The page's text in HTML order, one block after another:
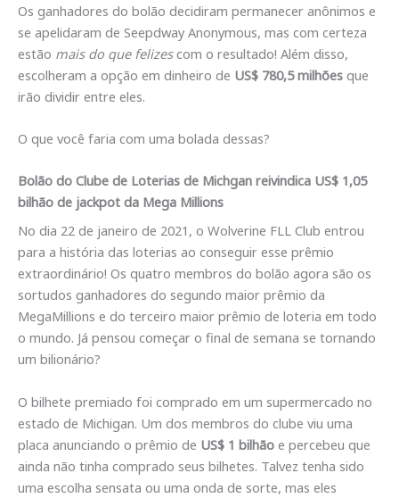
Os ganhadores do bolão decidiram permanecer anônimos e
se apelidaram de Seepdway Anonymous, mas com certeza
estão mais do que felizescom o resultado! Além disso,
escolheram a opção em dinheiro de US$ 780,5 milhões que
irão dividir entre eles.
O que você faria com uma bolada dessas?
Bolão do Clube de Loterias de Michgan reivindica US$ 1,05
bilhão de jackpot da Mega Millions
No dia 22 de janeiro de 2021, o Wolverine FLL Club entrou
para a história das loterias ao conseguir esse prêmio
extraordinário! Os quatro membros do bolão agora são os
sortudos ganhadores do segundo maior prêmio da
MegaMillions e do terceiro maior prêmio de loteria em todo
o mundo. Já pensou começar o final de semana se tornando
um bilionário?
O bilhete premiado foi comprado em um supermercado no
estado de Michigan. Um dos membros do clube viu uma
placa anunciando o prêmio de US$ 1 bilhão e percebeu que
ainda não tinha comprado seus bilhetes. Talvez tenha sido
uma escolha sensata ou uma onda de sorte, mas eles